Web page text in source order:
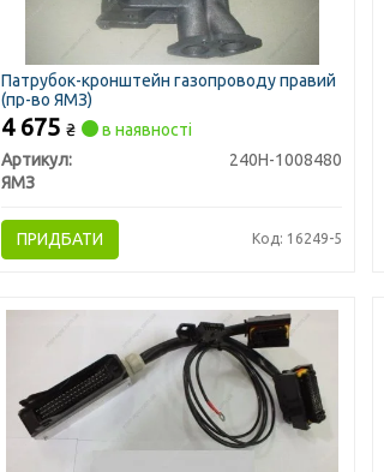
Патрубок-кронштейн газопроводу правий
(пр-во ЯМЗ)
4 675₴
в наявності
Артикул:
240Н-1008480
ЯМЗ
ПРИДБАТИ Код: 16249-5